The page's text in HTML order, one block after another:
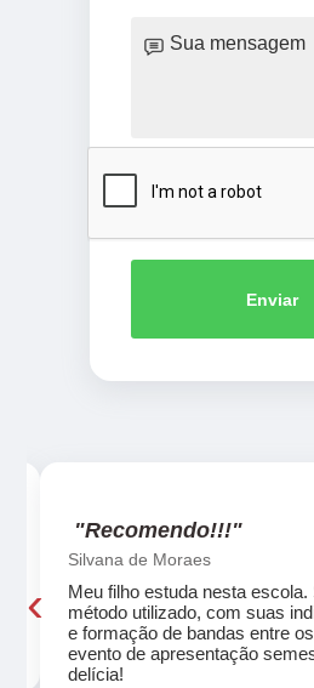
Enviar
"Recomendo!!!"
Silvana de Moraes
Meu filho estuda nesta escola.
método utilizado, com suas
e formação de bandas entre
evento de apresentação
delícia!
‹